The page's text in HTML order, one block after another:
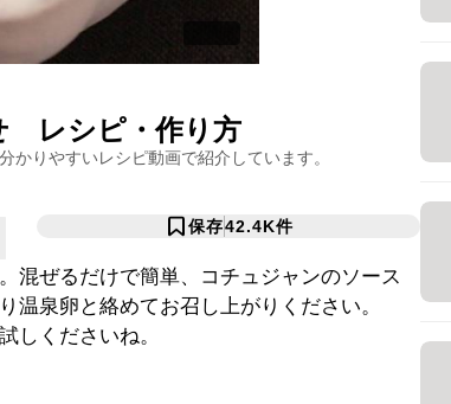
レシピ・作り方
かりやすいレシピ動画で紹介しています。
保存42.4K件
混ぜるだけで簡単、コチュジャンのソース
温泉卵と絡めてお召し上がりください。
しくださいね。